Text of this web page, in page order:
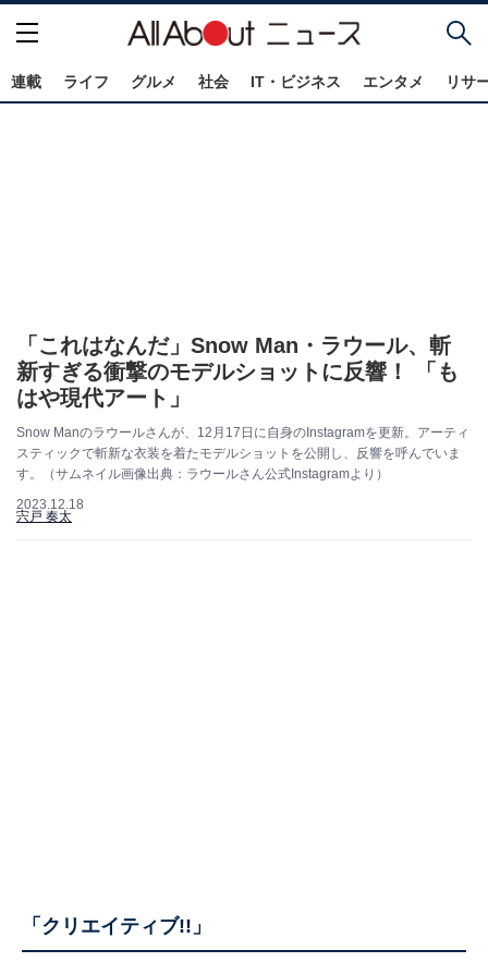
連載 ライフ グルメ 社会 IT・ビジネス エンタメ リサ
「これはなんだ」Snow Man・ラウール、斬
新すぎる衝撃のモデルショットに反響！ 「も
はや現代アート」
Snow Manのラウールさんが、12月17日に自身のInstagramを更新。アーティ
スティックで斬新な衣装を着たモデルショットを公開し、反響を呼んでいま
す。（サムネイル画像出典：ラウールさん公式Instagramより）
2023.12.18
宍戸 奏太
「クリエイティブ!!」